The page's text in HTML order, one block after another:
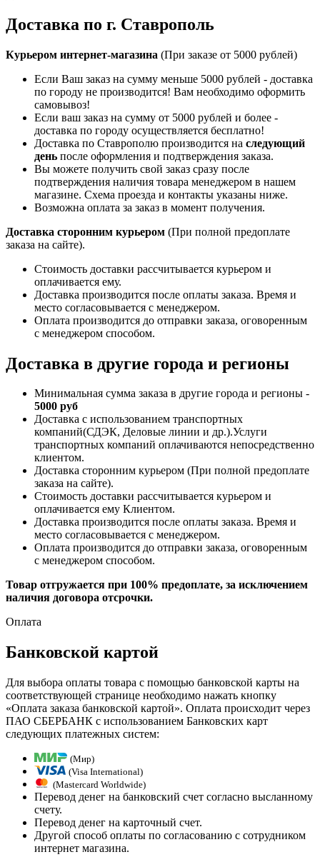
Доставка по г. Ставрополь
Курьером интернет-магазина (При заказе от 5000 рублей)
Если Ваш заказ на сумму меньше 5000 рублей - доставка
по городу не производится! Вам необходимо оформить
самовывоз!
Если ваш заказ на сумму от 5000 рублей и более -
доставка по городу осуществляется бесплатно!
Доставка по Ставрополю производится на следующий
день после оформления и подтверждения заказа.
Вы можете получить свой заказ сразу после
подтверждения наличия товара менеджером в нашем
магазине. Схема проезда и контакты указаны ниже.
Возможна оплата за заказ в момент получения.
Доставка сторонним курьером (При полной предоплате
заказа на сайте).
Стоимость доставки рассчитывается курьером и
оплачивается ему.
Доставка производится после оплаты заказа. Время и
место согласовывается с менеджером.
Оплата производится до отправки заказа, оговоренным
с менеджером способом.
Доставка в другие города и регионы
Минимальная сумма заказа в другие города и регионы -
5000 руб
Доставка с использованием транспортных
компаний(СДЭК, Деловые линии и др.).Услуги
транспортных компаний оплачиваются непосредственно
клиентом.
Доставка сторонним курьером (При полной предоплате
заказа на сайте).
Стоимость доставки рассчитывается курьером и
оплачивается ему Клиентом.
Доставка производится после оплаты заказа. Время и
место согласовывается с менеджером.
Оплата производится до отправки заказа, оговоренным
с менеджером способом.
Товар отгружается при 100% предоплате, за исключением
наличия договора отсрочки.
Оплата
Банковской картой
Для выбора оплаты товара с помощью банковской карты на
соответствующей странице необходимо нажать кнопку
«Оплата заказа банковской картой». Оплата происходит через
ПАО СБЕРБАНК с использованием Банковских карт
следующих платежных систем:
(Мир)
(Visa International)
(Mastercard Worldwide)
Перевод денег на банковский счет согласно высланному
счету.
Перевод денег на карточный счет.
Другой способ оплаты по согласованию с сотрудником
интернет магазина.